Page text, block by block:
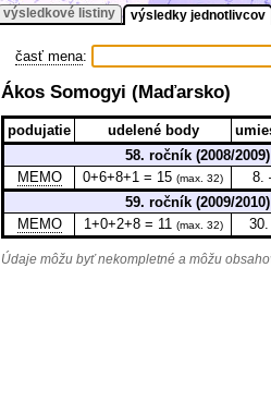
výsledkové listiny výsledky jednotlivcov
časť mena:
Ákos Somogyi (Maďarsko)
podujatie udelené body
58. ročník (2008/2009)
MEMO
0+6+8+1 = 15 (max. 32) 8.
59. ročník (2009/2010)
MEMO
1+0+2+8 = 11 (max. 32)
Údaje môžu byť nekompletné a môžu